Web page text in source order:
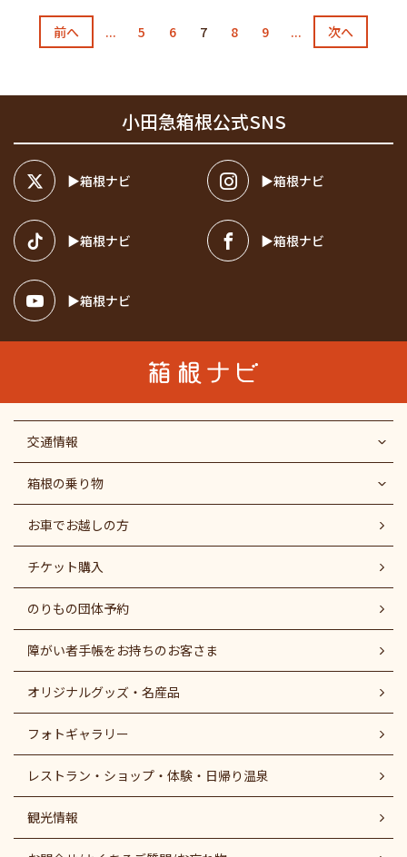
前へ ... 5 6 7 8 9 ... 次へ
小田急箱根公式SNS
箱根ナビ 箱根ナビ
箱根ナビ 箱根ナビ
箱根ナビ
交通情報
箱根の乗り物
お車でお越しの方
チケット購入
のりもの団体予約
障がい者⼿帳をお持ちのお客さま
オリジナルグッズ・名産品
フォトギャラリー
レストラン・ショップ・体験・日帰り温泉
観光情報